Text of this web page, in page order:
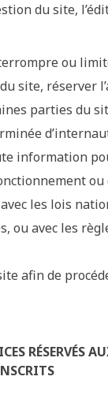
du site,
ou
site, réserver
parties du
information
les lois
ou avec les
afin de
RÉSERVÉS